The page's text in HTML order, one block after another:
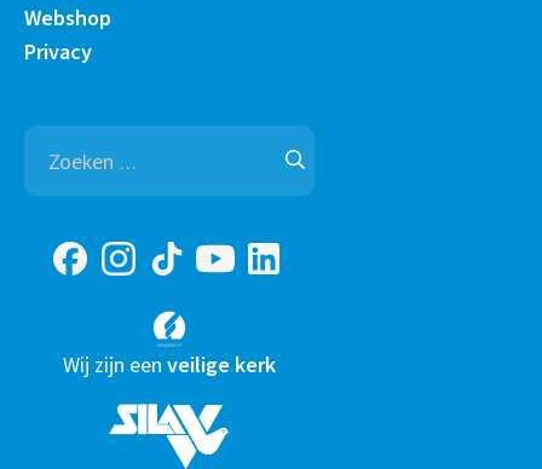
Webshop
Privacy
Zoeken
naar:
Wij zijn een veilige kerk